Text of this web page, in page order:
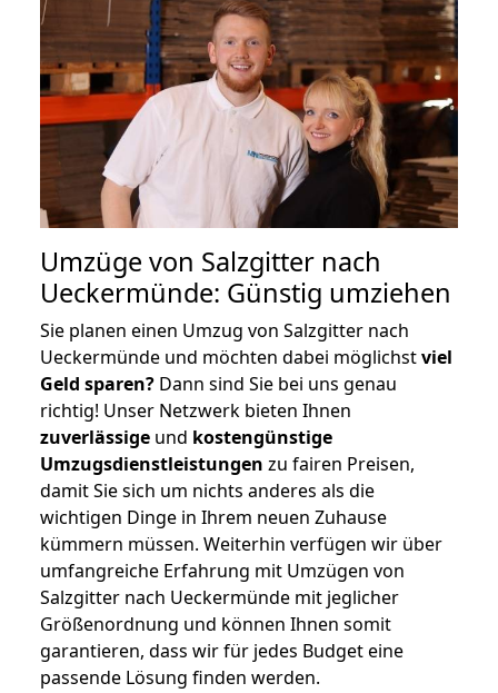
Umzüge von Salzgitter nach
Ueckermünde: Günstig umziehen
Sie planen einen Umzug von Salzgitter nach
Ueckermünde und möchten dabei möglichstviel
Geld sparen? Dann sind Sie bei uns genau
richtig! Unser Netzwerk bieten Ihnen
zuverlässige und kostengünstige
Umzugsdienstleistungen zu fairen Preisen,
damit Sie sich um nichts anderes als die
wichtigen Dinge in Ihrem neuen Zuhause
kümmern müssen. Weiterhin verfügen wir über
umfangreiche Erfahrung mit Umzügen von
Salzgitter nach Ueckermünde mit jeglicher
Größenordnung und können Ihnen somit
garantieren, dass wir für jedes Budget eine
passende Lösung finden werden.